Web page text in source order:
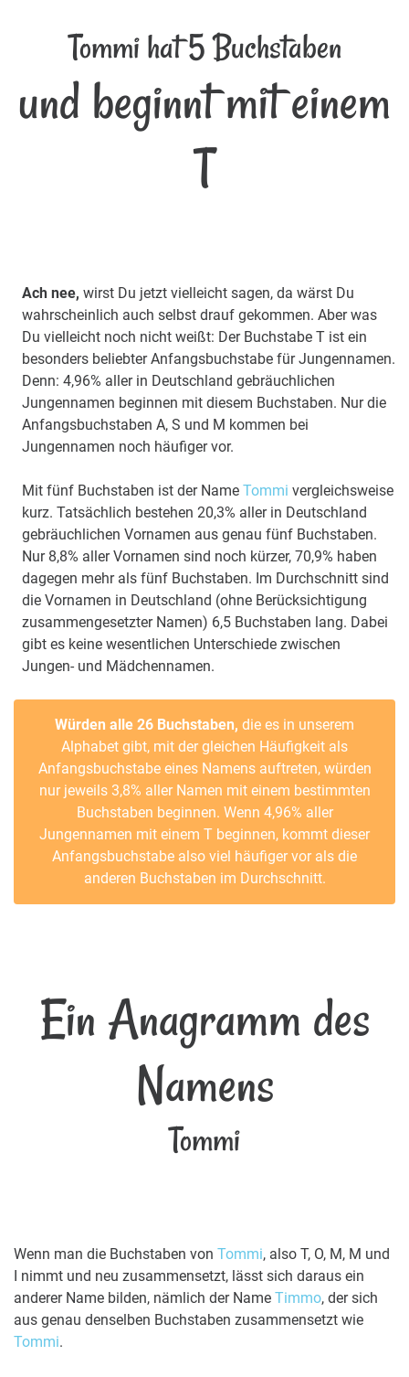
Tommi hat 5 Buchstaben
und beginnt mit einem
T
Ach nee, wirst Du jetzt vielleicht sagen, da wärst Du
wahrscheinlich auch selbst drauf gekommen. Aber was
Du vielleicht noch nicht weißt: Der Buchstabe T ist ein
besonders beliebter Anfangsbuchstabe für Jungennamen.
Denn: 4,96% aller in Deutschland gebräuchlichen
Jungennamen beginnen mit diesem Buchstaben. Nur die
Anfangsbuchstaben A, S und M kommen bei
Jungennamen noch häufiger vor.
Mit fünf Buchstaben ist der Name Tommi vergleichsweise
kurz. Tatsächlich bestehen 20,3% aller in Deutschland
gebräuchlichen Vornamen aus genau fünf Buchstaben.
Nur 8,8% aller Vornamen sind noch kürzer, 70,9% haben
dagegen mehr als fünf Buchstaben. Im Durchschnitt sind
die Vornamen in Deutschland (ohne Berücksichtigung
zusammengesetzter Namen) 6,5 Buchstaben lang. Dabei
gibt es keine wesentlichen Unterschiede zwischen
Jungen- und Mädchennamen.
Würden alle 26 Buchstaben, die es in unserem
Alphabet gibt, mit der gleichen Häufigkeit als
Anfangsbuchstabe eines Namens auftreten, würden
nur jeweils 3,8% aller Namen mit einem bestimmten
Buchstaben beginnen. Wenn 4,96% aller
Jungennamen mit einem T beginnen, kommt dieser
Anfangsbuchstabe also viel häufiger vor als die
anderen Buchstaben im Durchschnitt.
Ein Anagramm des
Namens
Tommi
Wenn man die Buchstaben von Tommi, also T, O, M, M und
I nimmt und neu zusammensetzt, lässt sich daraus ein
anderer Name bilden, nämlich der Name Timmo, der sich
aus genau denselben Buchstaben zusammensetzt wie
Tommi.